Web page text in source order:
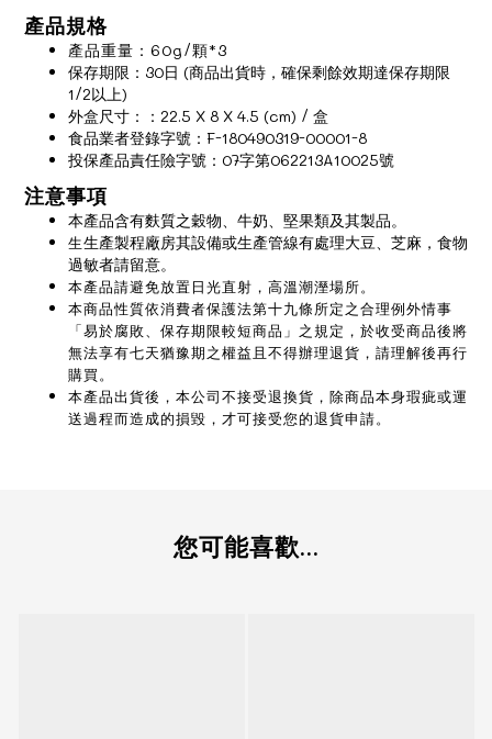
產品規格
產品重量：60g/顆*3
保存期限：30日 (商品出貨時，確保剩餘效期達保存期限
1/2以上)
外盒尺寸：：22.5 X 8 X 4.5 (cm) / 盒
食品業者登錄字號：F-180490319-00001-8
投保產品責任險字號：07字第062213A10025號
注意事項
本產品含有麩質之穀物、牛奶、堅果類及其製品。
生生產製程廠房其設備或生產管線有處理大豆、芝麻，食物
過敏者請留意。
本產品請避免放置日光直射，高溫潮溼場所。
本商品性質依消費者保護法第十九條所定之合理例外情事
「易於腐敗、保存期限較短商品」之規定，於收受商品後將
無法享有七天猶豫期之權益且不得辦理退貨，請理解後再行
購買。
本產品出貨後，本公司不接受退換貨，除商品本身瑕疵或運
送過程而造成的損毀，才可接受您的退貨申請。
您可能喜歡...